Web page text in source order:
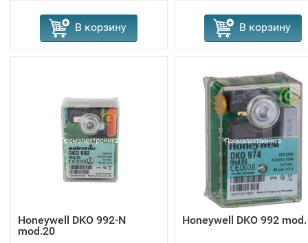
В корзину В корзину
Honeywell DKO 992-N
mod.20
Honeywell DKO 992